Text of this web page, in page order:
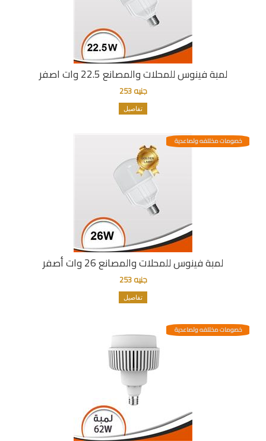
لمبة فينوس للمحلات والمصانع 22.5 وات اصفر
جنيه 253
تفاصيل
لمبة فينوس للمحلات والمصانع 26 وات أصفر
خصومات مختلفه وتصاعدية
جنيه 253
تفاصيل
خصومات مختلفه وتصاعدية